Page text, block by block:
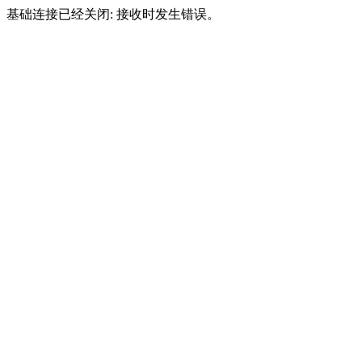
基础连接已经关闭: 接收时发生错误。